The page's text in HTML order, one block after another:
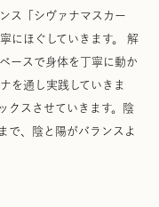
ス「シヴァナマスカー
にほぐしていきます。 解
ースで身体を丁寧に動か
を通し実践していきま
クスさせていきます。陰
で、陰と陽がバランスよ